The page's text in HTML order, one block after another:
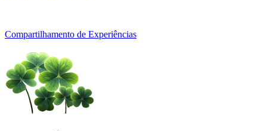
Compartilhamento de Experiências